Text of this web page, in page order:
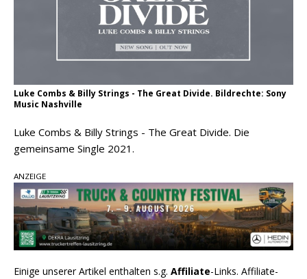
Luke Combs & Billy Strings - The Great Divide. Bildrechte: Sony
Music Nashville
Luke Combs & Billy Strings - The Great Divide. Die
gemeinsame Single 2021.
ANZEIGE
Einige unserer Artikel enthalten s.g. Affiliate-Links. Affiliate-